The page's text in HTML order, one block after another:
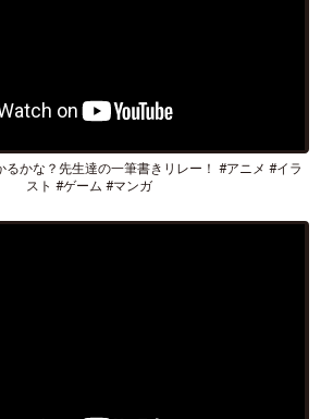
るかな？先生達の一筆書きリレー！ #アニメ #イラ
スト #ゲーム #マンガ